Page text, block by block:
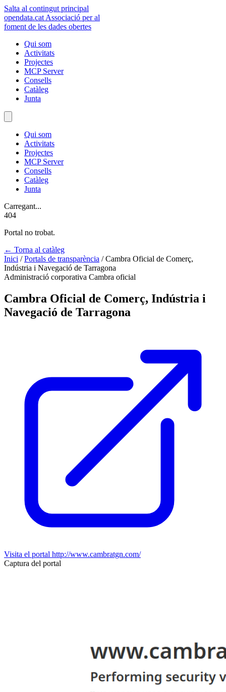
Salta al contingut principal
opendata.cat Associació per al
foment de les dades obertes
Qui som
Activitats
Projectes
MCP Server
Consells
Catàleg
Junta
Qui som
Activitats
Projectes
MCP Server
Consells
Catàleg
Junta
Carregant...
404
Portal no trobat.
← Torna al catàleg
Inici / Portals de transparència / Cambra Oficial de Comerç,
Indústria i Navegació de Tarragona
Administració corporativa Cambra oficial
Cambra Oficial de Comerç, Indústria i
Navegació de Tarragona
Visita el portal http://www.cambratgn.com/
Captura del portal